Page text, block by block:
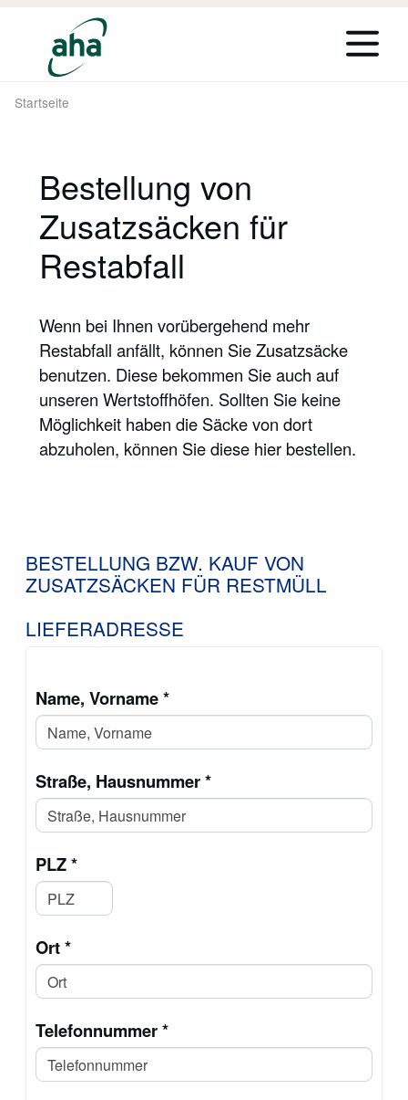
Startseite
Bestellung von
Zusatzsäcken für
Restabfall
Wenn bei Ihnen vorübergehend mehr
Restabfall anfällt, können Sie Zusatzsäcke
benutzen. Diese bekommen Sie auch auf
unseren Wertstoffhöfen. Sollten Sie keine
Möglichkeit haben die Säcke von dort
abzuholen, können Sie diese hier bestellen.
BESTELLUNG BZW. KAUF VON
ZUSATZSÄCKEN FÜR RESTMÜLL
LIEFERADRESSE
Name, Vorname *
Straße, Hausnummer *
PLZ *
Ort *
Telefonnummer *